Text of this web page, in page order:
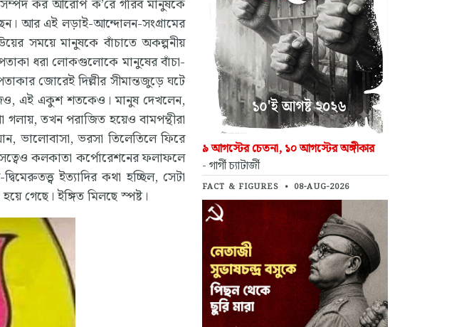
সম্পদ কর আরোপ ক’রে গরিব মানুষকে
আর এই লড়াই-আন্দোলন-সংগ্রামের
সময়ে মানুষকে বাঁচাতে অকল্পনীয়
ধরা লোকগুলোকে মানুষের বাঁচা-
জোরেই দিল্লীর সীমান্তজুড়ে ঘটে
এই একুশ শতকেও। মানুষ দেখলেন,
গলায়, তখন পরাজিত হয়েও বামপন্থীরা
ভালোবাসা, ভরসা তিলেতিলে ফিরে
কলকাতা কর্পোরেশনের ফলাফলে
ইত্যাদির কথা হচ্ছিল, সেটা
গেছে। ইঙ্গিত মিলছে স্পষ্ট।
৯ আগস্টের চেতনা, ১০ আগস্টের অঙ্গীকার
- গার্গী চ্যাটার্জী
FACT & FIGURES • 08-AUG-2026